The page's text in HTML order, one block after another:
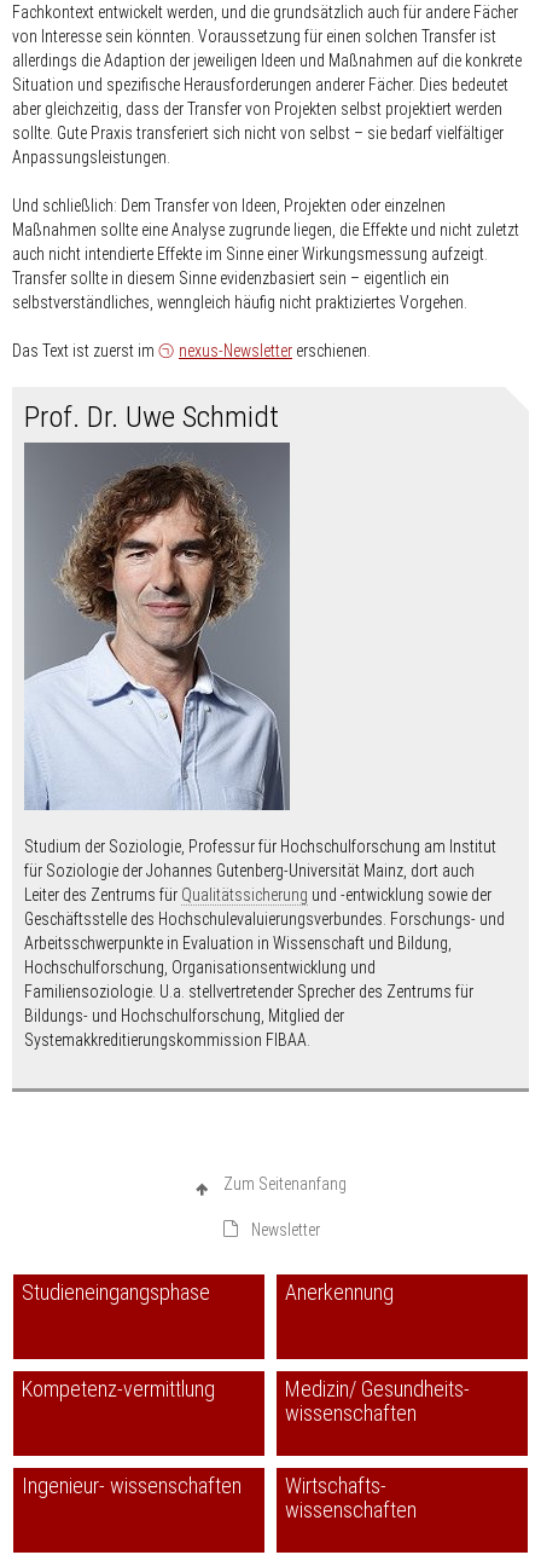
Fachkontext entwickelt werden, und die grundsätzlich auch für andere Fächer
von Interesse sein könnten. Voraussetzung für einen solchen Transfer ist
allerdings die Adaption der jeweiligen Ideen und Maßnahmen auf die konkrete
Situation und spezifische Herausforderungen anderer Fächer. Dies bedeutet
aber gleichzeitig, dass der Transfer von Projekten selbst projektiert werden
sollte. Gute Praxis transferiert sich nicht von selbst – sie bedarf vielfältiger
Anpassungsleistungen.
Und schließlich: Dem Transfer von Ideen, Projekten oder einzelnen
Maßnahmen sollte eine Analyse zugrunde liegen, die Effekte und nicht zuletzt
auch nicht intendierte Effekte im Sinne einer Wirkungsmessung aufzeigt.
Transfer sollte in diesem Sinne evidenzbasiert sein – eigentlich ein
selbstverständliches, wenngleich häufig nicht praktiziertes Vorgehen.
Das Text ist zuerst im nexus-Newsletter erschienen.
Prof. Dr. Uwe Schmidt
Studium der Soziologie, Professur für Hochschulforschung am Institut
für Soziologie der Johannes Gutenberg-Universität Mainz, dort auch
Leiter des Zentrums für Qualitätssicherung und -entwicklung sowie der
Geschäftsstelle des Hochschulevaluierungsverbundes. Forschungs- und
Arbeitsschwerpunkte in Evaluation in Wissenschaft und Bildung,
Hochschulforschung, Organisationsentwicklung und
Familiensoziologie. U.a. stellvertretender Sprecher des Zen­trums für
Bildungs- und Hochschulforschung, Mitglied der
Systemakkreditierungskommission FIBAA.
Zum Seitenanfang
Newsletter
Studieneingangsphase Anerkennung
Kompetenz-vermittlung
Medizin/ Gesundheits-
wissenschaften
Ingenieur- wissenschaften
Wirtschafts-
wissenschaften